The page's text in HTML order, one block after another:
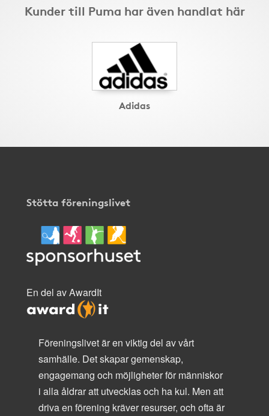
Kunder till Puma har även handlat här
Adidas
Stötta föreningslivet
En del av AwardIt
Föreningslivet är en viktig del av vårt
samhälle. Det skapar gemenskap,
engagemang och möjligheter för människor
i alla åldrar att utvecklas och ha kul. Men att
driva en förening kräver resurser, och ofta är